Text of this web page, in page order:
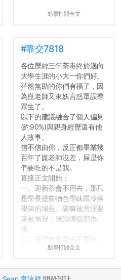
點擊打開全文
#靠交7818
各位歷經三年荼毒終於邁向
大學生涯的小大一你們好。
茫然無助的你們有福了，因
為崑老師又來妖言惑眾誤導
眾生了。
以下的建議融合了個人偏見
(約90%)與親身經歷還有他
人故事。
信不信由你，反正都畢業幾
百年了崑老師沒差，屎是你
們要吃的不是我。
直接正文開始：
一、迎新茶會不用去，那只
是學長提前物色學妹跟冷落
學弟的場合。要嘛被意淫要
嘛被無視，無論哪個都很
慘。
很多人一路輕鬆自在到畢業
三、不要排早八的課。早起
點擊打開全文